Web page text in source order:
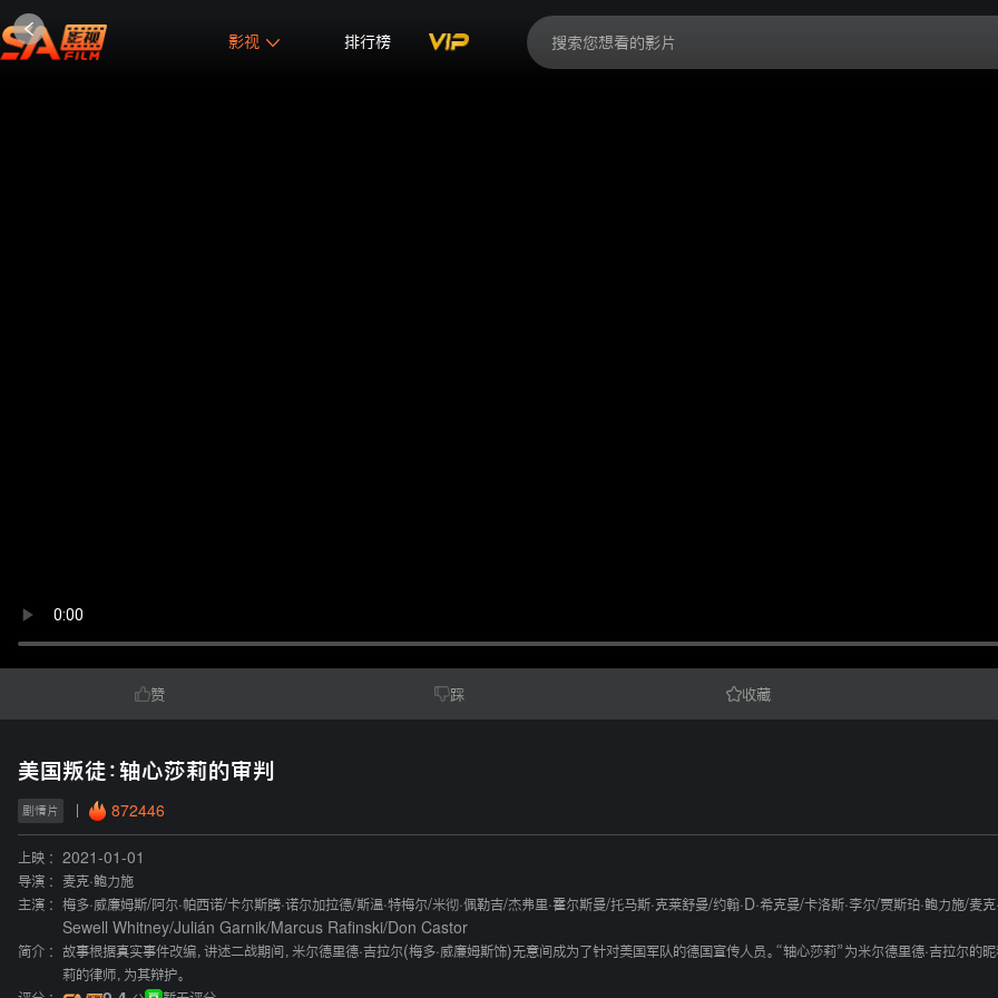
影视 排行榜
赞 踩 收藏
美国叛徒：轴心莎莉的审判
剧情片 872446
上映 :
2021-01-01
导演 :
麦克·鲍力施
主演 :
梅多·威廉姆斯/阿尔·帕西诺/卡尔斯腾·诺尔加拉德/斯温·特梅尔/米彻·佩勒吉/杰弗里·霍尔斯曼/托马斯·克莱舒曼/约翰·D·希克曼/卡洛斯·李尔/贾斯珀·鲍力施/麦克
Sewell Whitney/Julián Garnik/Marcus Rafinski/ Don Castor
简介 :
故事根据真实事件改编，讲述二战期间，米尔德里德·吉拉尔(梅多·威廉姆斯饰)无意间成为了针对美国军队的德国宣传人员。“轴心莎莉”为米尔德里德·吉拉尔的
莉的律师，为其辩护。